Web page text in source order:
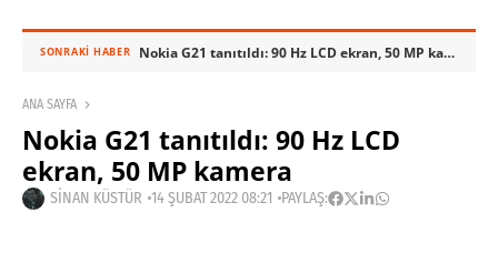
SONRAKI HABER Nokia G21 tanıtıldı: 90 Hz LCD ekran, 50 MP kamera
ANA SAYFA
Nokia G21 tanıtıldı: 90 Hz LCD
ekran, 50 MP kamera
SINAN KÜSTÜR 14 ŞUBAT 2022 08:21 PAYLAŞ: